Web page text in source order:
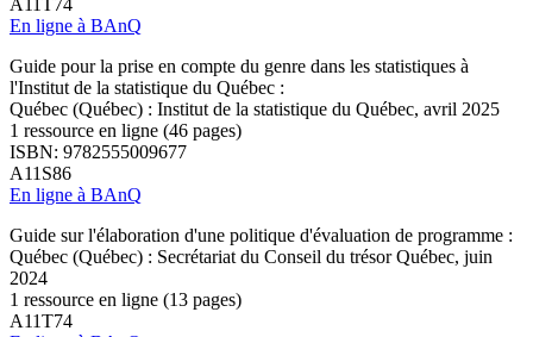
A11T74
En ligne à BAnQ
Guide pour la prise en compte du genre dans les statistiques à
l'Institut de la statistique du Québec :
Québec (Québec) : Institut de la statistique du Québec, avril 2025
1 ressource en ligne (46 pages)
ISBN: 9782555009677
A11S86
En ligne à BAnQ
Guide sur l'élaboration d'une politique d'évaluation de programme :
Québec (Québec) : Secrétariat du Conseil du trésor Québec, juin
2024
1 ressource en ligne (13 pages)
A11T74